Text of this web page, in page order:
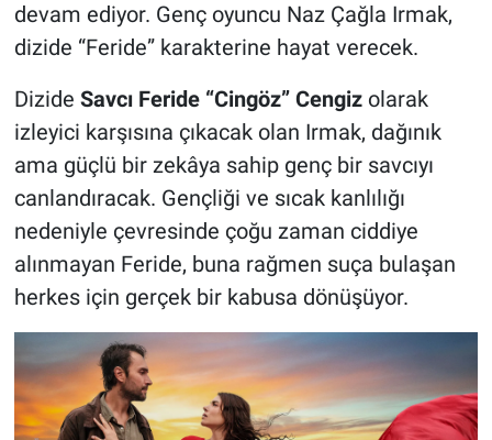
devam ediyor. Genç oyuncu Naz Çağla Irmak,
dizide “Feride” karakterine hayat verecek.
Dizide Savcı Feride “Cingöz” Cengizolarak
izleyici karşısına çıkacak olan Irmak, dağınık
ama güçlü bir zekâya sahip genç bir savcıyı
canlandıracak. Gençliği ve sıcak kanlılığı
nedeniyle çevresinde çoğu zaman ciddiye
alınmayan Feride, buna rağmen suça bulaşan
herkes için gerçek bir kabusa dönüşüyor.